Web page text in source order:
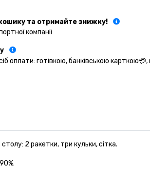
та отримайте знижку!
компанії
оплати: готівкою, банківською
2 ракетки, три кульки, сітка.